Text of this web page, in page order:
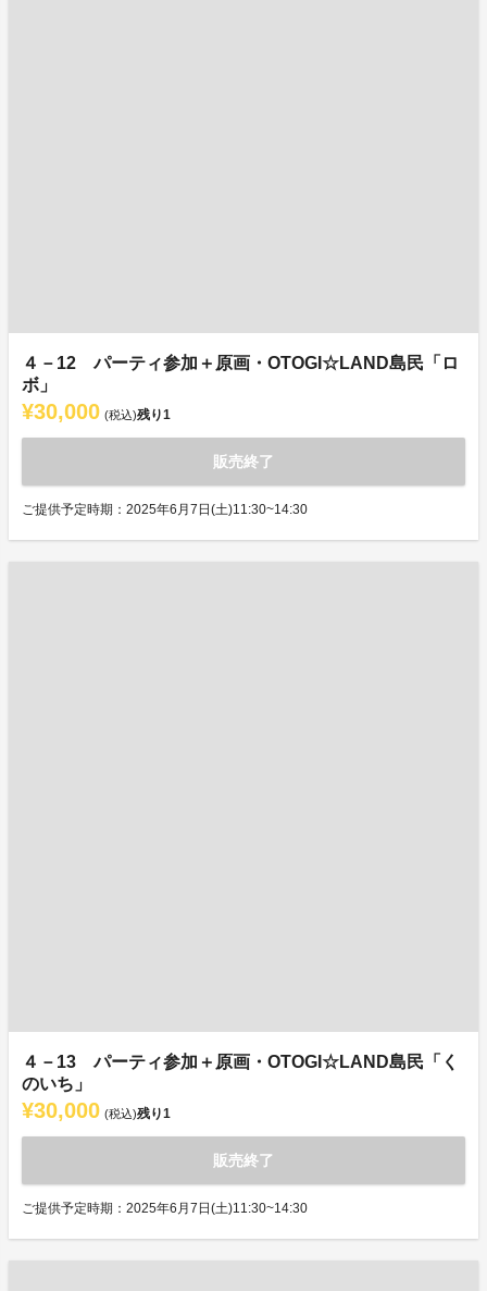
４－12 パーティ参加＋原画・OTOGI☆LAND島民「ロ
ボ」
¥30,000 (税込)残り1
販売終了
ご提供予定時期：2025年6月7日(土)11:30~14:30
４－13 パーティ参加＋原画・OTOGI☆LAND島民「く
のいち」
¥30,000 (税込)残り1
販売終了
ご提供予定時期：2025年6月7日(土)11:30~14:30